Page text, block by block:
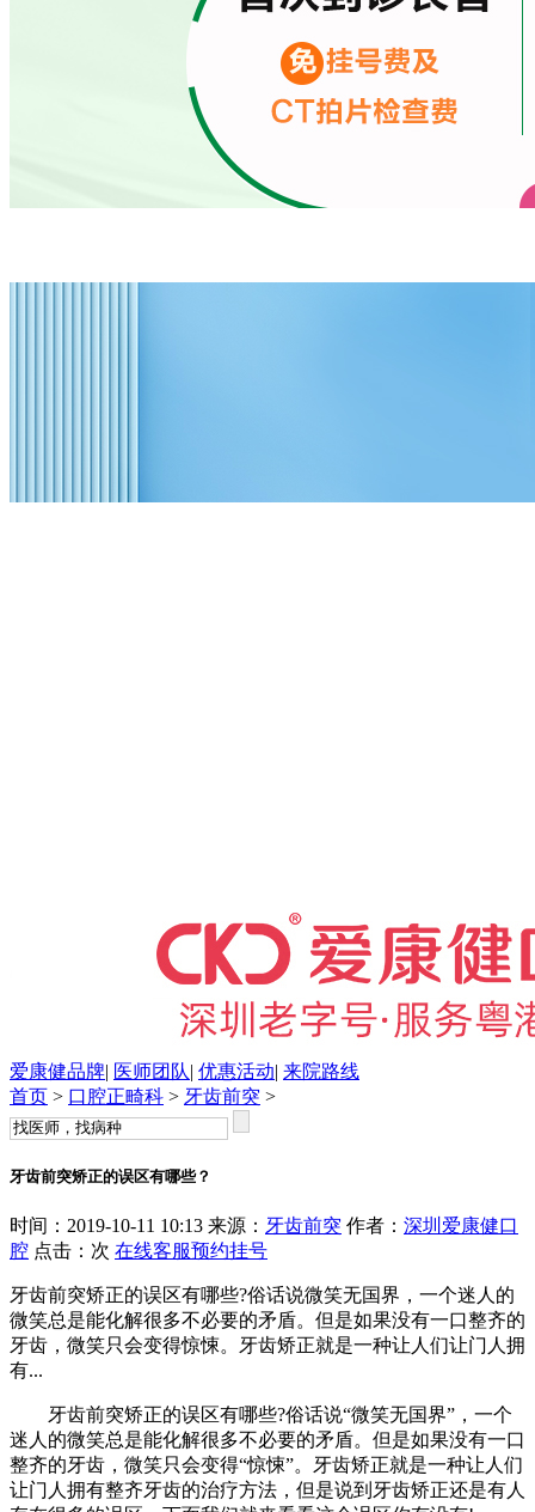
爱康健品牌| 医师团队| 优惠活动| 来院路线
首页 > 口腔正畸科 > 牙齿前突 >
牙齿前突矫正的误区有哪些？
时间：2019-10-11 10:13 来源： 牙齿前突 作者： 深圳爱康健口
腔 点击： 次 在线客服预约挂号
牙齿前突矫正的误区有哪些?俗话说微笑无国界，一个迷人的
微笑总是能化解很多不必要的矛盾。但是如果没有一口整齐的
牙齿，微笑只会变得惊悚。牙齿矫正就是一种让人们让门人拥
有...
牙齿前突矫正的误区有哪些?俗话说“微笑无国界”，一个
迷人的微笑总是能化解很多不必要的矛盾。但是如果没有一口
整齐的牙齿，微笑只会变得“惊悚”。牙齿矫正就是一种让人们
让门人拥有整齐牙齿的治疗方法，但是说到牙齿矫正还是有人